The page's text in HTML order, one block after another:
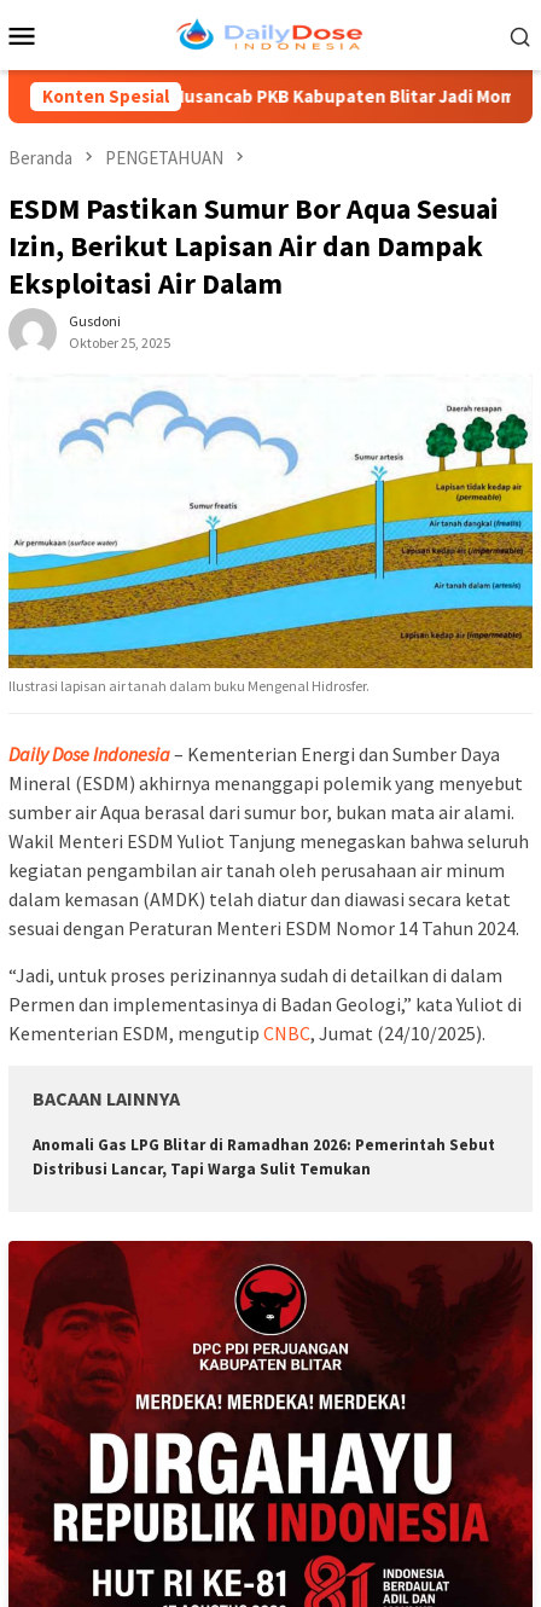
ke
Mobile
Konten Spesial
Musancab PKB Kabupaten Blitar Jadi Momentum
Beranda PENGETAHUAN
ESDM Pastikan Sumur Bor Aqua Sesuai
Izin, Berikut Lapisan Air dan Dampak
Eksploitasi Air Dalam
Gusdoni
Oktober 25, 2025
Ilustrasi lapisan air tanah dalam buku Mengenal Hidrosfer.
Daily Dose Indonesia– Kementerian Energi dan Sumber Daya
Mineral (ESDM) akhirnya menanggapi polemik yang menyebut
sumber air Aqua berasal dari sumur bor, bukan mata air alami.
Wakil Menteri ESDM Yuliot Tanjung menegaskan bahwa seluruh
kegiatan pengambilan air tanah oleh perusahaan air minum
dalam kemasan (AMDK) telah diatur dan diawasi secara ketat
sesuai dengan Peraturan Menteri ESDM Nomor 14 Tahun 2024.
“Jadi, untuk proses perizinannya sudah di detailkan di dalam
Permen dan implementasinya di Badan Geologi,” kata Yuliot di
Kementerian ESDM, mengutip CNBC, Jumat (24/10/2025).
BACAAN LAINNYA
Anomali Gas LPG Blitar di Ramadhan 2026: Pemerintah Sebut
Distribusi Lancar, Tapi Warga Sulit Temukan